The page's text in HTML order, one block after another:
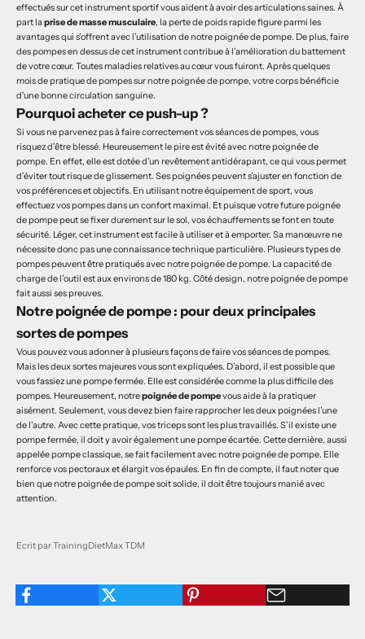
effectués sur cet instrument sportif vous aident à avoir des articulations saines. À
part la prise de masse musculaire, la perte de poids rapide figure parmi les
avantages qui s’offrent avec l’utilisation de notre poignée de pompe. De plus, faire
des pompes en dessus de cet instrument contribue à l’amélioration du battement
de votre cœur. Toutes maladies relatives au cœur vous fuiront. Après quelques
mois de pratique de pompes sur notre poignée de pompe, votre corps bénéficie
d’une bonne circulation sanguine.
Pourquoi acheter ce push-up ?
Si vous ne parvenez pas à faire correctement vos séances de pompes, vous
risquez d’être blessé. Heureusement le pire est évité avec notre poignée de
pompe. En effet, elle est dotée d’un revêtement antidérapant, ce qui vous permet
d’éviter tout risque de glissement. Ses poignées peuvent s’ajuster en fonction de
vos préférences et objectifs. En utilisant notre équipement de sport, vous
effectuez vos pompes dans un confort maximal. Et puisque votre future poignée
de pompe peut se fixer durement sur le sol, vos échauffements se font en toute
sécurité. Léger, cet instrument est facile à utiliser et à emporter. Sa manœuvre ne
nécessite donc pas une connaissance technique particulière. Plusieurs types de
pompes peuvent être pratiqués avec notre poignée de pompe. La capacité de
charge de l’outil est aux environs de 180 kg. Côté design, notre poignée de pompe
fait aussi ses preuves.
Notre poignée de pompe : pour deux principales
sortes de pompes
Vous pouvez vous adonner à plusieurs façons de faire vos séances de pompes.
Mais les deux sortes majeures vous sont expliquées. D’abord, il est possible que
vous fassiez une pompe fermée. Elle est considérée comme la plus difficile des
pompes. Heureusement, notrepoignée de pompevous aide à la pratiquer
aisément. Seulement, vous devez bien faire rapprocher les deux poignées l’une
de l’autre. Avec cette pratique, vos triceps sont les plus travaillés. S’il existe une
pompe fermée, il doit y avoir également une pompe écartée. Cette dernière, aussi
appelée pompe classique, se fait facilement avec notre poignée de pompe. Elle
renforce vos pectoraux et élargit vos épaules. En fin de compte, il faut noter que
bien que notre poignée de pompe soit solide, il doit être toujours manié avec
attention.
Ecrit par TrainingDietMax TDM